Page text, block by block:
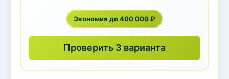
Экономия до 400 000 ₽
Проверить 3 варианта